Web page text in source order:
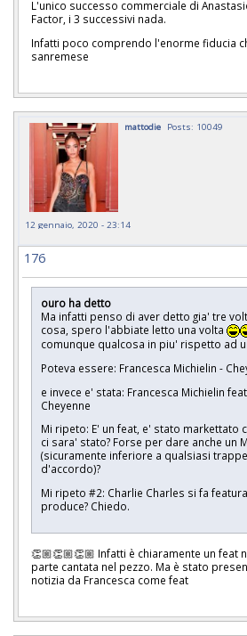
L'unico successo commerciale di
Factor, i 3 successivi nada.
Infatti poco comprendo l'enorme fiducia
sanremese
mattodie Posts: 10049
12 gennaio, 2020 - 23:14
176
ouro ha detto
Ma infatti penso di aver detto gia' tre
cosa, spero l'abbiate letto una volta
comunque qualcosa in piu' rispetto ad
Poteva essere: Francesca Michielin -
e invece e' stata: Francesca Michielin
Cheyenne
Mi ripeto: E' un feat, e' stato markettato
ci sara' stato? Forse per dare anche un
(sicuramente inferiore a qualsiasi
d'accordo)?
Mi ripeto #2: Charlie Charles si fa
produce? Chiedo.
👏🏼👏🏼👏🏼 Infatti è chiaramente un feat
parte cantata nel pezzo. Ma è stato
notizia da Francesca come feat